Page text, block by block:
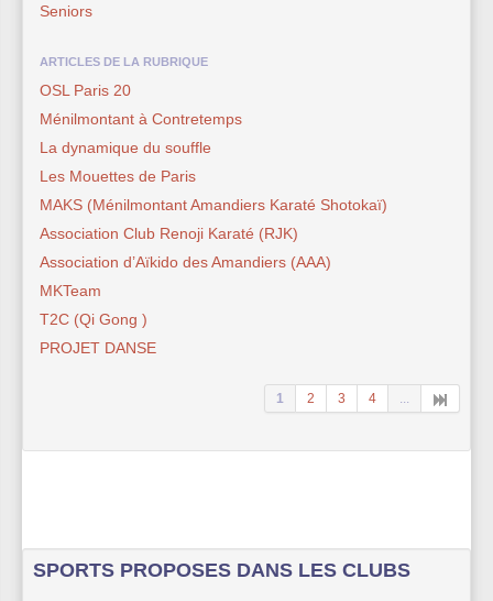
Seniors
ARTICLES DE LA RUBRIQUE
OSL Paris 20
Ménilmontant à Contretemps
La dynamique du souffle
Les Mouettes de Paris
MAKS (Ménilmontant Amandiers Karaté Shotokaï)
Association Club Renoji Karaté (RJK)
Association d’Aïkido des Amandiers (AAA)
MKTeam
T2C (Qi Gong )
PROJET DANSE
1 2 3 4
SPORTS PROPOSES DANS LES CLUBS